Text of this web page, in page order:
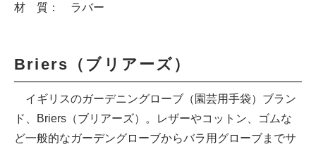
材 質： ラバー
Briers（ブリアーズ）
イギリスのガーデニングローブ（園芸用手袋）ブラン
ド、Briers（ブリアーズ）。レザーやコットン、ゴムな
ど一般的なガーデングローブからバラ用グローブまでサ